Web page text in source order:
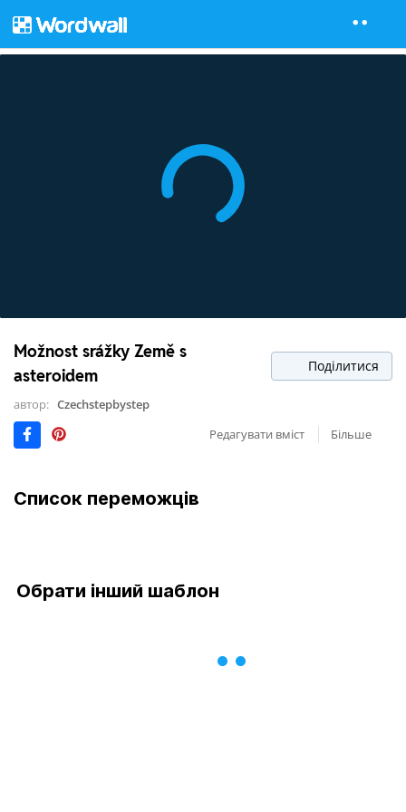
Možnost srážky Země s
asteroidem
Поділитися
автор: Czechstepbystep
Редагувати вміст
Більше
Список переможців
Обрати інший шаблон